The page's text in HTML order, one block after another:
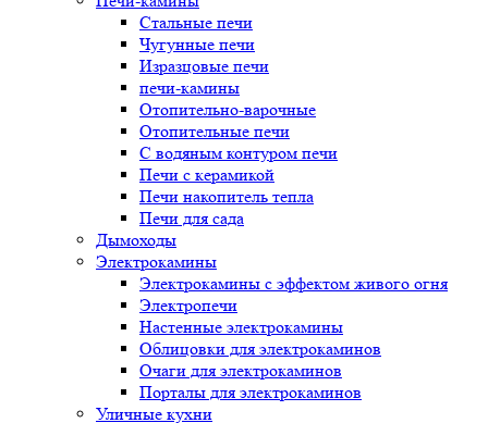
Стальные печи
Чугунные печи
Изразцовые печи
печи-камины
Отопительно-варочные
Отопительные печи
С водяным контуром печи
Печи с керамикой
Печи накопитель тепла
Печи для сада
Дымоходы
Электрокамины
Электрокамины с эффектом живого огня
Электропечи
Настенные электрокамины
Облицовки для электрокаминов
Очаги для электрокаминов
Порталы для электрокаминов
Уличные кухни